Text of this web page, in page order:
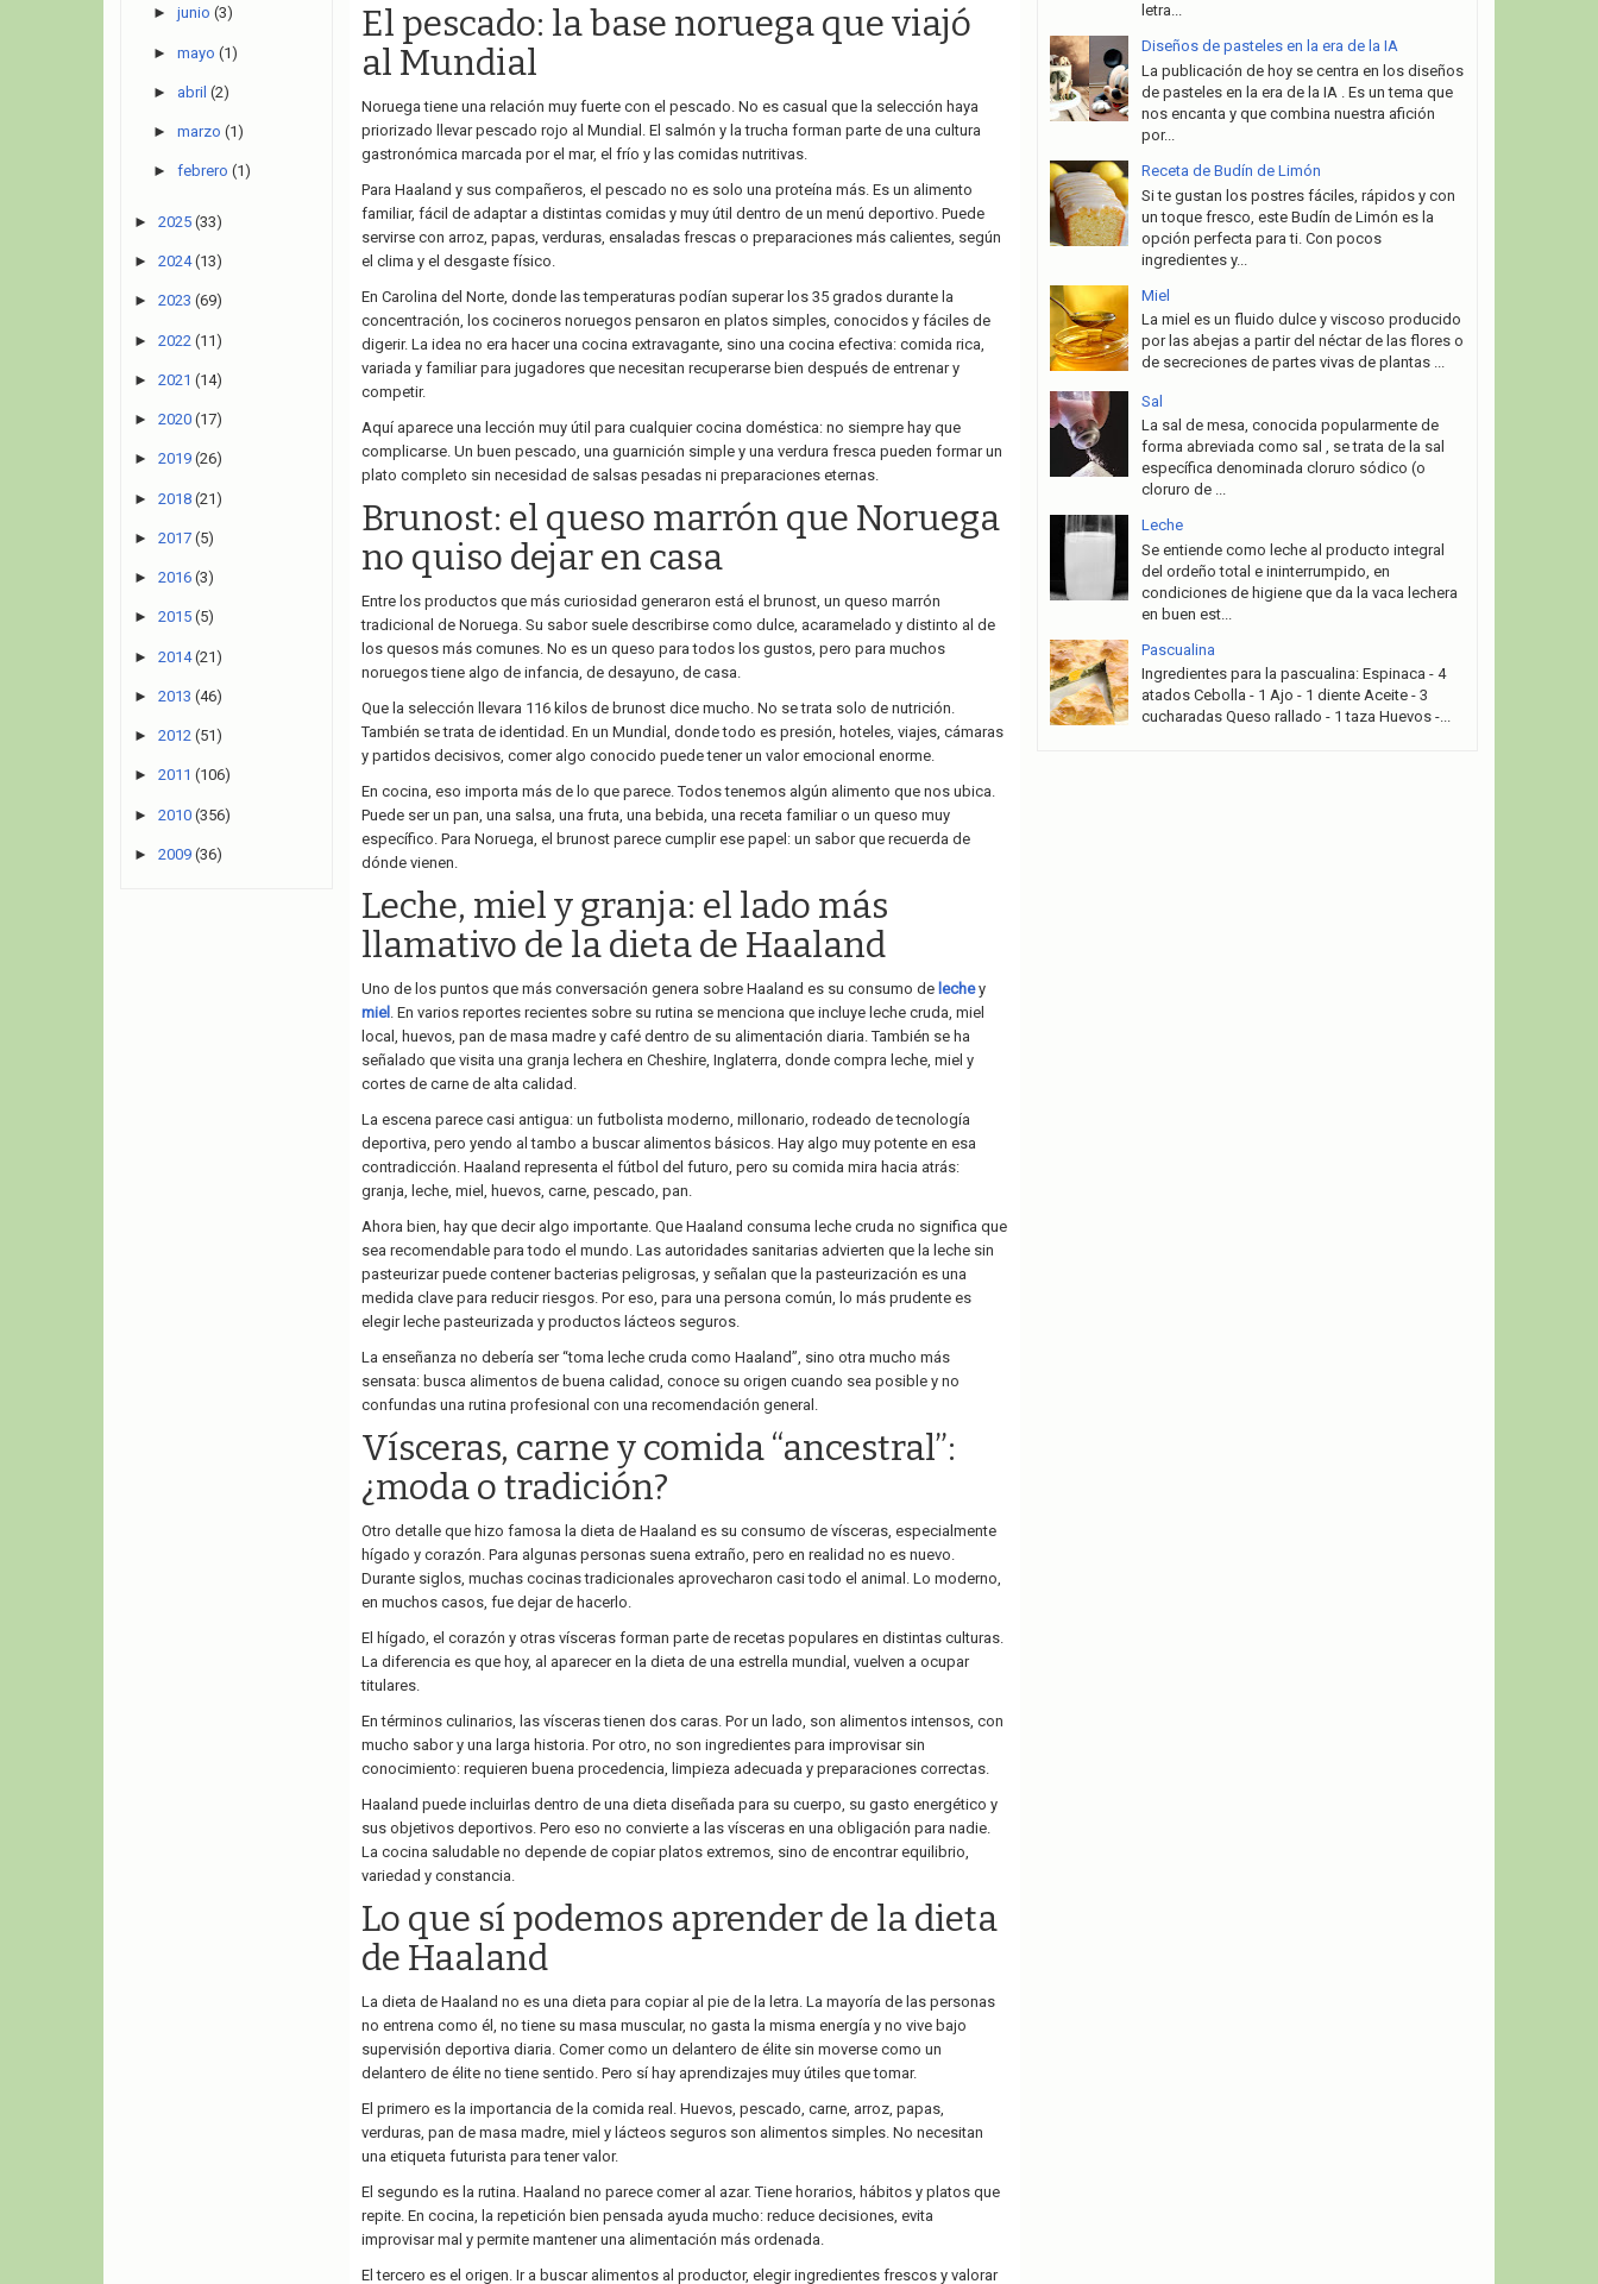
El pescado: la base noruega que viajó
al Mundial
Noruega tiene una relación muy fuerte con el pescado. No es casual que la selección haya
priorizado llevar pescado rojo al Mundial. El salmón y la trucha forman parte de una cultura
gastronómica marcada por el mar, el frío y las comidas nutritivas.
Para Haaland y sus compañeros, el pescado no es solo una proteína más. Es un alimento
familiar, fácil de adaptar a distintas comidas y muy útil dentro de un menú deportivo. Puede
servirse con arroz, papas, verduras, ensaladas frescas o preparaciones más calientes, según
el clima y el desgaste físico.
En Carolina del Norte, donde las temperaturas podían superar los 35 grados durante la
concentración, los cocineros noruegos pensaron en platos simples, conocidos y fáciles de
digerir. La idea no era hacer una cocina extravagante, sino una cocina efectiva: comida rica,
variada y familiar para jugadores que necesitan recuperarse bien después de entrenar y
competir.
Aquí aparece una lección muy útil para cualquier cocina doméstica: no siempre hay que
complicarse. Un buen pescado, una guarnición simple y una verdura fresca pueden formar un
plato completo sin necesidad de salsas pesadas ni preparaciones eternas.
Brunost: el queso marrón que Noruega
no quiso dejar en casa
Entre los productos que más curiosidad generaron está el brunost, un queso marrón
tradicional de Noruega. Su sabor suele describirse como dulce, acaramelado y distinto al de
los quesos más comunes. No es un queso para todos los gustos, pero para muchos
noruegos tiene algo de infancia, de desayuno, de casa.
Que la selección llevara 116 kilos de brunost dice mucho. No se trata solo de nutrición.
También se trata de identidad. En un Mundial, donde todo es presión, hoteles, viajes, cámaras
y partidos decisivos, comer algo conocido puede tener un valor emocional enorme.
En cocina, eso importa más de lo que parece. Todos tenemos algún alimento que nos ubica.
Puede ser un pan, una salsa, una fruta, una bebida, una receta familiar o un queso muy
específico. Para Noruega, el brunost parece cumplir ese papel: un sabor que recuerda de
dónde vienen.
Leche, miel y granja: el lado más
llamativo de la dieta de Haaland
Uno de los puntos que más conversación genera sobre Haaland es su consumo de lechey
miel . En varios reportes recientes sobre su rutina se menciona que incluye leche cruda, miel
local, huevos, pan de masa madre y café dentro de su alimentación diaria. También se ha
señalado que visita una granja lechera en Cheshire, Inglaterra, donde compra leche, miel y
cortes de carne de alta calidad.
La escena parece casi antigua: un futbolista moderno, millonario, rodeado de tecnología
deportiva, pero yendo al tambo a buscar alimentos básicos. Hay algo muy potente en esa
contradicción. Haaland representa el fútbol del futuro, pero su comida mira hacia atrás:
granja, leche, miel, huevos, carne, pescado, pan.
Ahora bien, hay que decir algo importante. Que Haaland consuma leche cruda no significa que
sea recomendable para todo el mundo. Las autoridades sanitarias advierten que la leche sin
pasteurizar puede contener bacterias peligrosas, y señalan que la pasteurización es una
medida clave para reducir riesgos. Por eso, para una persona común, lo más prudente es
elegir leche pasteurizada y productos lácteos seguros.
La enseñanza no debería ser “toma leche cruda como Haaland”, sino otra mucho más
sensata: busca alimentos de buena calidad, conoce su origen cuando sea posible y no
confundas una rutina profesional con una recomendación general.
Vísceras, carne y comida “ancestral”:
¿moda o tradición?
Otro detalle que hizo famosa la dieta de Haaland es su consumo de vísceras, especialmente
hígado y corazón. Para algunas personas suena extraño, pero en realidad no es nuevo.
Durante siglos, muchas cocinas tradicionales aprovecharon casi todo el animal. Lo moderno,
en muchos casos, fue dejar de hacerlo.
El hígado, el corazón y otras vísceras forman parte de recetas populares en distintas culturas.
La diferencia es que hoy, al aparecer en la dieta de una estrella mundial, vuelven a ocupar
titulares.
En términos culinarios, las vísceras tienen dos caras. Por un lado, son alimentos intensos, con
mucho sabor y una larga historia. Por otro, no son ingredientes para improvisar sin
conocimiento: requieren buena procedencia, limpieza adecuada y preparaciones correctas.
Haaland puede incluirlas dentro de una dieta diseñada para su cuerpo, su gasto energético y
sus objetivos deportivos. Pero eso no convierte a las vísceras en una obligación para nadie.
La cocina saludable no depende de copiar platos extremos, sino de encontrar equilibrio,
variedad y constancia.
Lo que sí podemos aprender de la dieta
de Haaland
La dieta de Haaland no es una dieta para copiar al pie de la letra. La mayoría de las personas
no entrena como él, no tiene su masa muscular, no gasta la misma energía y no vive bajo
supervisión deportiva diaria. Comer como un delantero de élite sin moverse como un
delantero de élite no tiene sentido. Pero sí hay aprendizajes muy útiles que tomar.
El primero es la importancia de la comida real. Huevos, pescado, carne, arroz, papas,
verduras, pan de masa madre, miel y lácteos seguros son alimentos simples. No necesitan
una etiqueta futurista para tener valor.
El segundo es la rutina. Haaland no parece comer al azar. Tiene horarios, hábitos y platos que
repite. En cocina, la repetición bien pensada ayuda mucho: reduce decisiones, evita
improvisar mal y permite mantener una alimentación más ordenada.
El tercero es el origen. Ir a buscar alimentos al productor, elegir ingredientes frescos y valorar
► junio (3)
► mayo (1)
► abril (2)
► marzo (1)
► febrero (1)
► 2025 (33)
► 2024 (13)
► 2023 (69)
► 2022 (11)
► 2021 (14)
► 2020 (17)
► 2019 (26)
► 2018 (21)
► 2017 (5)
► 2016 (3)
► 2015 (5)
► 2014 (21)
► 2013 (46)
► 2012 (51)
► 2011 (106)
► 2010 (356)
► 2009 (36)
letra...
Diseños de pasteles en la era de la IA
La publicación de hoy se centra en los diseños
de pasteles en la era de la IA . Es un tema que
nos encanta y que combina nuestra afición
por...
Receta de Budín de Limón
Si te gustan los postres fáciles, rápidos y con
un toque fresco, este Budín de Limón es la
opción perfecta para ti. Con pocos
ingredientes y...
Miel
La miel es un fluido dulce y viscoso producido
por las abejas a partir del néctar de las flores o
de secreciones de partes vivas de plantas ...
Sal
La sal de mesa, conocida popularmente de
forma abreviada como sal , se trata de la sal
específica denominada cloruro sódico (o
cloruro de ...
Leche
Se entiende como leche al producto integral
del ordeño total e ininterrumpido, en
condiciones de higiene que da la vaca lechera
en buen est...
Pascualina
Ingredientes para la pascualina: Espinaca - 4
atados Cebolla - 1 Ajo - 1 diente Aceite - 3
cucharadas Queso rallado - 1 taza Huevos -...